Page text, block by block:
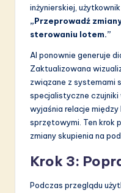
inżynierskiej,
„Przeprowadź
sterowaniu lotem.”
AI ponownie generuje
Zaktualizowana
związane z systemami
specjalistyczne czujniki
wyjaśnia relacje
sprzętowymi. Ten krok
zmiany skupienia na
Krok 3:
Podczas przeglądu